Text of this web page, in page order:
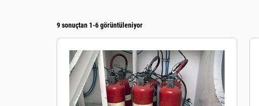
9 sonuçtan 1-6 görüntüleniyor